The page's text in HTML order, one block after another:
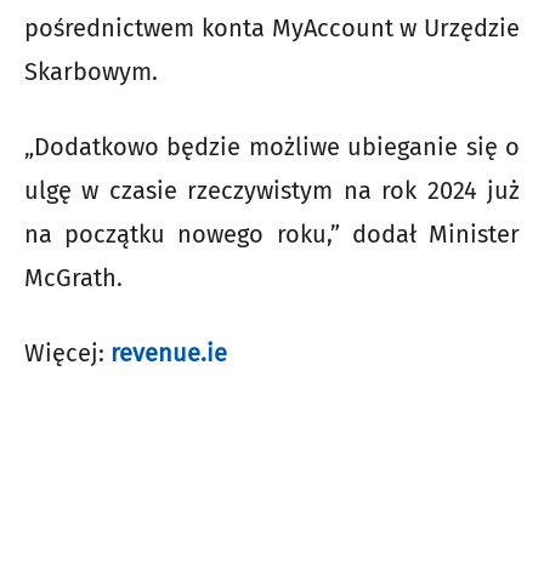
pośrednictwem konta MyAccount w Urzędzie
Skarbowym.
„Dodatkowo będzie możliwe ubieganie się o
ulgę w czasie rzeczywistym na rok 2024 już
na początku nowego roku,” dodał Minister
McGrath.
Więcej: revenue.ie